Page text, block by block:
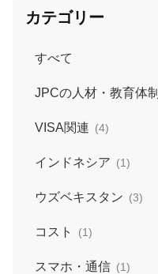
カテゴリー
すべて
JPCの人材・教育体制
VISA関連 (4)
インドネシア (1)
ウズベキスタン (3)
コスト (1)
スマホ・通信 (1)